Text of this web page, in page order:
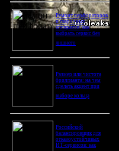
Ремонт перфораторов
и сварочных
аппаратов: как
выбрать сервис без
лишнего
Размер или чистота
бриллианта: на чем
сделать акцент при
выборе кольца
Российский
балансировщик для
отказоустойчивых
ИТ-сервисов: как